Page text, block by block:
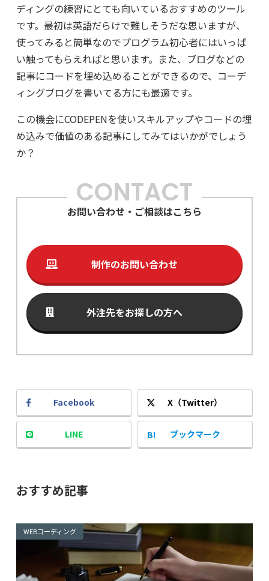
ディングの練習にとても向いているおすすめのツール
です。最初は英語だらけで難しそうだな思いますが、
使ってみると簡単なのでプログラム初心者にはいっぱ
い触ってもらえればと思います。また、ブログなどの
記事にコードを埋め込めることができるので、コーデ
ィングブログを書いてる方にも最適です。
この機会にCODEPENを使いスキルアップやコードの埋
め込みで価値のある記事にしてみてはいかがでしょう
か？
CONTACT
お問い合わせ・ご相談はこちら
制作のお問い合わせ
外注先をお探しの方へ
Facebook X（Twitter）
LINE ブックマーク
おすすめ記事
WEBコーディング